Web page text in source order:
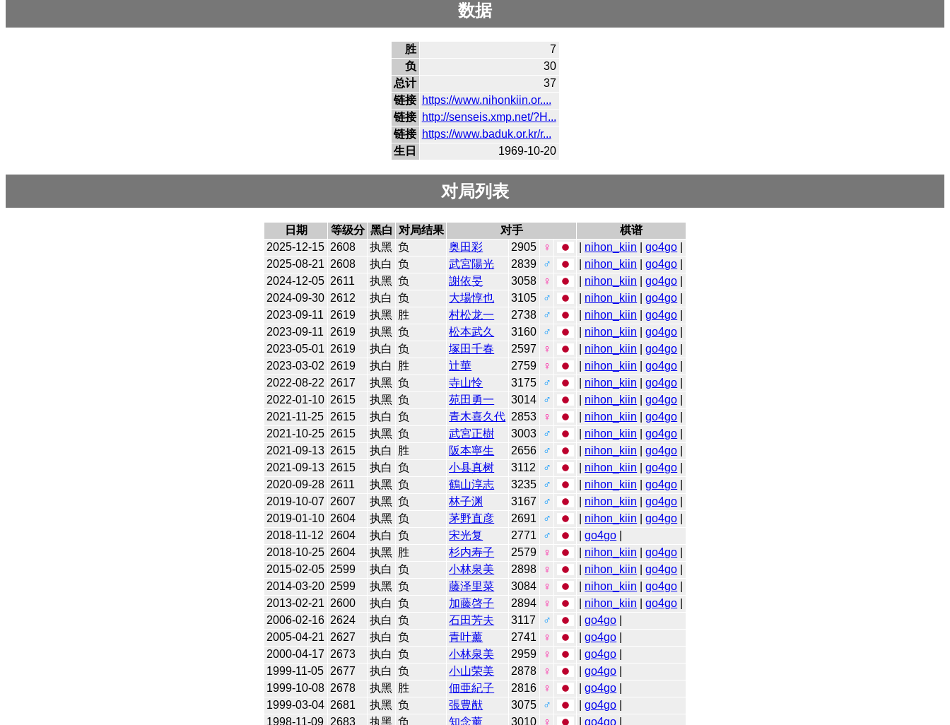
数据
胜
7
负
30
总计
37
链接 https://www.nihonkiin.or....
链接 http://senseis.xmp.net/?H...
链接 https://www.baduk.or.kr/r...
生日
1969-10-20
对局列表
日期 等级分 黑白 对局结果 对手
棋谱
2025-12-15 2608 执黑 负 奥田彩 2905 ♀ nihon_kiin |go4go
2025-08-21 2608 执白 负 武宮陽光 2839 ♂ nihon_kiin |go4go
2024-12-05 2611 执黑 负 謝依旻 3058 ♀ nihon_kiin |go4go
2024-09-30 2612 执白 负 大場惇也 3105 ♂ nihon_kiin |go4go
2023-09-11
2619 执黑 胜 村松龙一 2738 ♂ nihon_kiin |go4go
2023-09-11
2619 执黑 负 松本武久 3160 ♂ nihon_kiin |go4go
2023-05-01 2619 执白 负 塚田千春 2597 ♀ nihon_kiin |go4go
2023-03-02 2619 执白 胜 辻華 2759 ♀ nihon_kiin |go4go
2022-08-22 2617 执黑 负 寺山怜 3175 ♂ nihon_kiin |go4go
2022-01-10 2615 执黑 负 苑田勇一 3014 ♂ nihon_kiin |go4go
2021-11-25 2615 执白 负 青木喜久代 2853 ♀ nihon_kiin |go4go
2021-10-25 2615 执黑 负 武宮正樹 3003 ♂ nihon_kiin |go4go
2021-09-13 2615 执白 胜 阪本寧生 2656 ♂ nihon_kiin |go4go
2021-09-13 2615 执白 负 小县真树 3112 ♂ nihon_kiin |go4go
2020-09-28 2611 执黑 负 鶴山淳志 3235 ♂ nihon_kiin |go4go
2019-10-07 2607 执黑 负 林子渊 3167 ♂ nihon_kiin |go4go
2019-01-10 2604 执黑 负 茅野直彦 2691 ♂ nihon_kiin |go4go
2018-11-12
2604 执白 负 宋光复 2771 ♂ |go4go
2018-10-25 2604 执黑 胜 杉内寿子 2579 ♀ nihon_kiin |go4go
2015-02-05 2599 执白 负 小林泉美 2898 ♀ nihon_kiin |go4go
2014-03-20 2599 执黑 负 藤泽里菜 3084 ♀ nihon_kiin |go4go
2013-02-21 2600 执白 负 加藤啓子 2894 ♀ nihon_kiin |go4go
2006-02-16 2624 执白 负 石田芳夫 3117 ♂ |go4go
2005-04-21 2627 执白 负 青叶薰 2741 ♀ |go4go
2000-04-17 2673 执白 负 小林泉美 2959 ♀ |go4go
1999-11-05 2677 执白 负 小山荣美 2878 ♀ |go4go
1999-10-08 2678 执黑 胜 佃亜紀子 2816 ♀ |go4go
1999-03-04 2681 执黑 负 張豊猷 3075 ♂ |go4go
1998-11-09 2683 执黑 负 知念薰 3010 ♀ |go4go